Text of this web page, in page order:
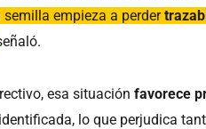
semilla empieza a perder
esa situaciónfavorece
lo que perjudica